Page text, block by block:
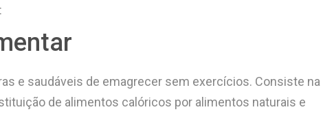
e saudáveis de emagrecer sem exercícios. Consiste na
de alimentos calóricos por alimentos naturais e